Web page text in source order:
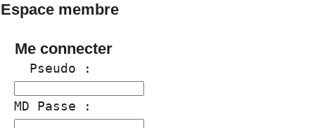
Espace membre
Me connecter
  Pseudo :
MD Passe :